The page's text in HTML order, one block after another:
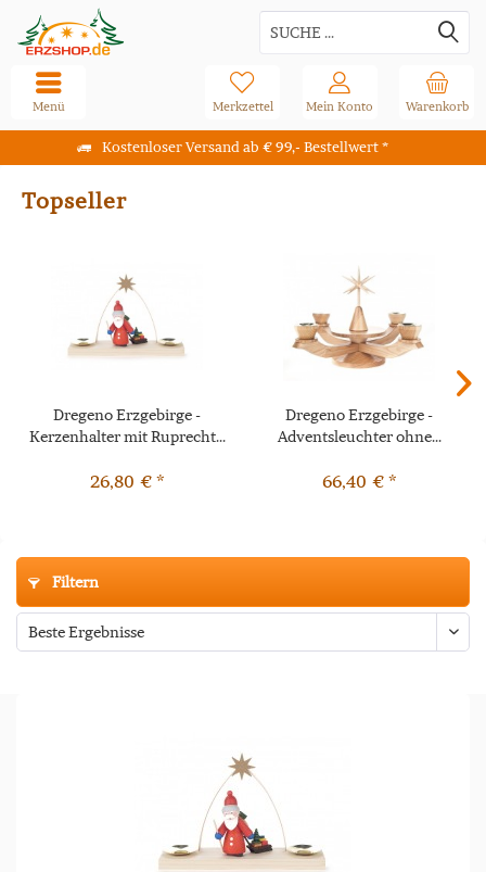
Kostenloser Versand ab € 99,- Bestellwert *
Warenkorb
Merkzettel Mein Konto
Menü
Topseller
Dregeno Erzgebirge -
Kerzenhalter mit Ruprecht...
26,80 € *
Dregeno Erzgebirge -
Adventsleuchter ohne...
66,40 € *
Filtern